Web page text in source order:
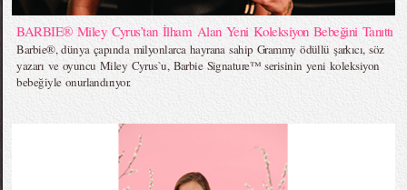
BARBIE® Miley Cyrus’tan İlham Alan Yeni Koleksiyon Bebeğini Tanıttı
Barbie®, dünya çapında milyonlarca hayrana sahip Grammy ödüllü şarkıcı, söz
yazarı ve oyuncu Miley Cyrus`u, Barbie Signature™ serisinin yeni koleksiyon
bebeğiyle onurlandırıyor.